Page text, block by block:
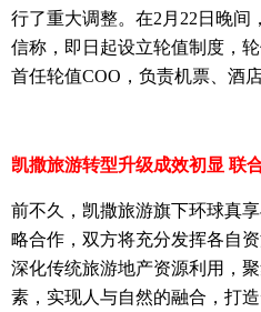
行了重大调整。在2月22日晚间
信称，即日起设立轮值制度，
首任轮值COO，负责机票、酒
凯撒旅游转型升级成效初显 联
前不久，凯撒旅游旗下环球真
略合作，双方将充分发挥各自
深化传统旅游地产资源利用，
素，实现人与自然的融合，打